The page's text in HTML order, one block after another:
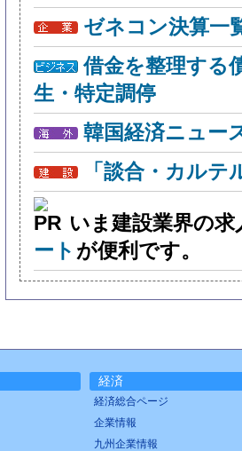
ゼネコン決算一
借金を整理する
生・特定調停
韓国経済ニュー
「談合・カル
いま建設業界の
ート が便利です。
経済
経済総合ページ
企業情報
九州企業情報